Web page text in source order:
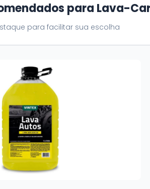
para Lava-
para facilitar sua escolha